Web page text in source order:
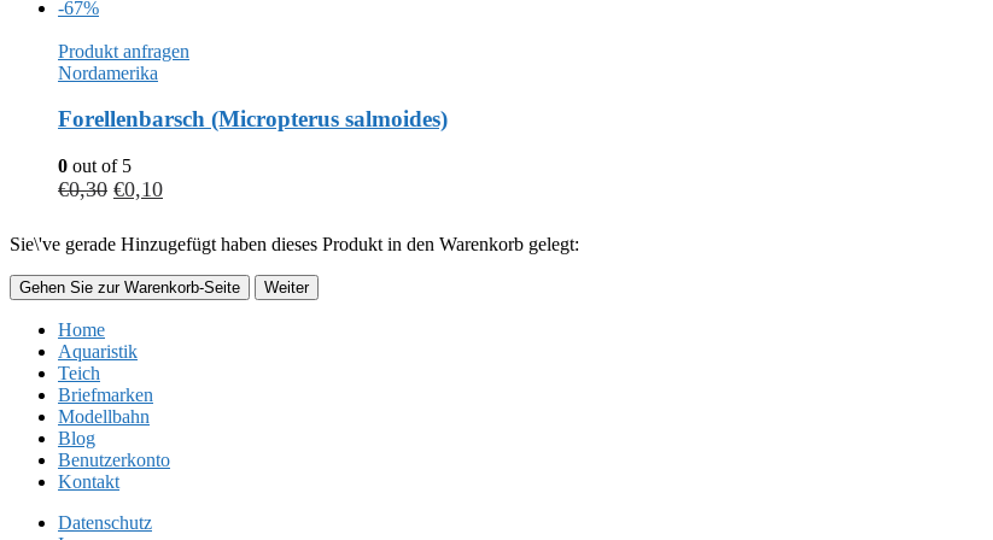
-67%
Produkt anfragen
Nordamerika
Forellenbarsch (Micropterus salmoides)
0 out of 5
€0,30 €0,10
Sie\'ve gerade Hinzugefügt haben dieses Produkt in den Warenkorb gelegt:
Gehen Sie zur Warenkorb-Seite Weiter
Home
Aquaristik
Teich
Briefmarken
Modellbahn
Blog
Benutzerkonto
Kontakt
Datenschutz